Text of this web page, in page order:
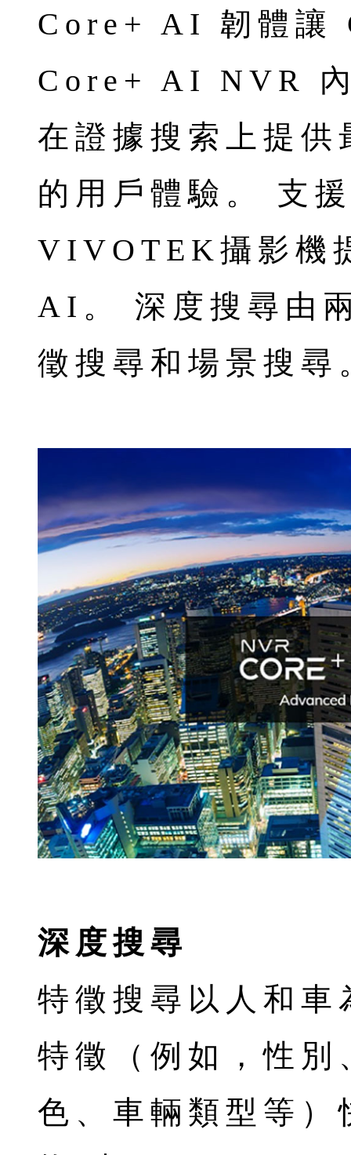
Core+ AI 韌體讓
Core+ AI NVR
在證據搜索上提
的用戶體驗。 支
VIVOTEK攝影機
AI。 深度搜尋由
徵搜尋和場景搜尋
深度搜尋
特徵搜尋以人和
特徵（例如，性
色、車輛類型等